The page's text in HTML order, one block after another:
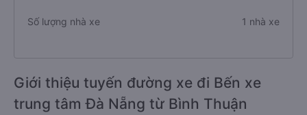
Số lượng nhà xe 1 nhà xe
Giới thiệu tuyến đường xe đi Bến xe
trung tâm Đà Nẵng từ Bình Thuận